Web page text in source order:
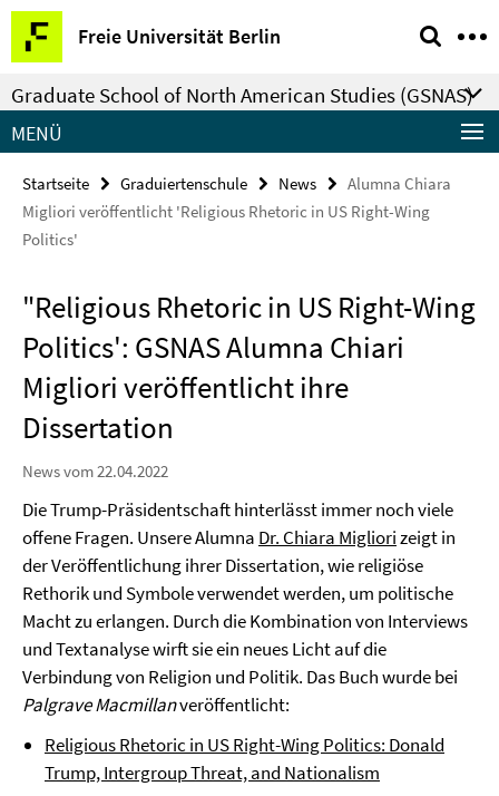
Springe
direkt
zu
Inhalt
Freie Universität Berlin
Service-
Navigation
Graduate School of North American Studies (GSNAS)
MENÜ
Startseite Graduiertenschule News
Alumna Chiara
Migliori veröffentlicht 'Religious Rhetoric in US Right-Wing
Politics'
"Religious Rhetoric in US Right-Wing
Politics': GSNAS Alumna Chiari
Migliori veröffentlicht ihre
Dissertation
News vom 22.04.2022
Die Trump-Präsidentschaft hinterlässt immer noch viele
offene Fragen. Unsere Alumna Dr. Chiara Migliorizeigt in
der Veröffentlichung ihrer Dissertation, wie religiöse
Rethorik und Symbole verwendet werden, um politische
Macht zu erlangen. Durch die Kombination von Interviews
und Textanalyse wirft sie ein neues Licht auf die
Verbindung von Religion und Politik. Das Buch wurde bei
Palgrave Macmillanveröffentlicht:
Religious Rhetoric in US Right-Wing Politics: Donald
Trump, Intergroup Threat, and Nationalism